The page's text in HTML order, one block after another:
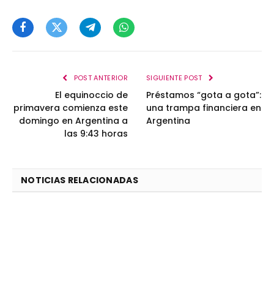
FacebookTwitterTelegramWhatsApp
POST ANTERIOR
El equinoccio de
primavera comienza este
domingo en Argentina a
las 9:43 horas
SIGUIENTE POST
Préstamos “gota a gota”:
una trampa financiera en
Argentina
NOTICIAS RELACIONADAS